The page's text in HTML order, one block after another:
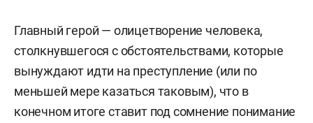
Главный герой — олицетворение человека,
столкнувшегося с обстоятельствами, которые
вынуждают идти на преступление (или по
меньшей мере казаться таковым), что в
конечном итоге ставит под сомнение понимание